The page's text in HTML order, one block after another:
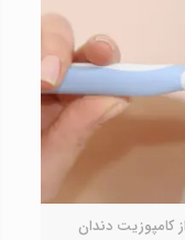
کامپوزیت دندان